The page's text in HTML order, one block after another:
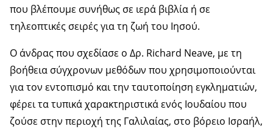
που βλέπουμε συνήθως σε ιερά βιβλία ή σε
τηλεοπτικές σειρές για τη ζωή του Ιησού.
Ο άνδρας που σχεδίασε ο Δρ. Richard Neave, με τη
βοήθεια σύγχρονων μεθόδων που χρησιμοποιούνται
για τον εντοπισμό και την ταυτοποίηση εγκληματιών,
φέρει τα τυπικά χαρακτηριστικά ενός Ιουδαίου που
ζούσε στην περιοχή της Γαλιλαίας, στο βόρειο Ισραήλ,